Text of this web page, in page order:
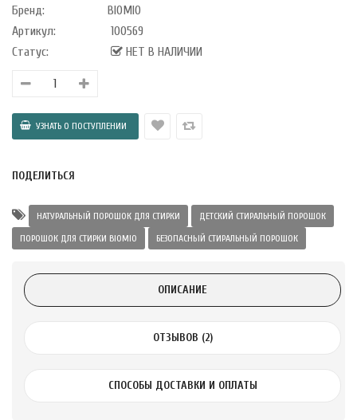
лимоном и
Бренд:
BIOMIO
Артикул:
100569
Статус:
НЕТ В НАЛИЧИИ
ПОДЕЛИТЬСЯ
НАТУРАЛЬНЫЙ ПОРОШОК ДЛЯ СТИРКИ
ДЕТСКИЙ СТИРАЛЬНЫЙ ПОРОШОК
ПОРОШОК ДЛЯ СТИРКИ BIOMIO
БЕЗОПАСНЫЙ СТИРАЛЬНЫЙ ПОРОШОК
ОПИСАНИЕ
ОТЗЫВОВ (2)
СПОСОБЫ ДОСТАВКИ И ОПЛАТЫ